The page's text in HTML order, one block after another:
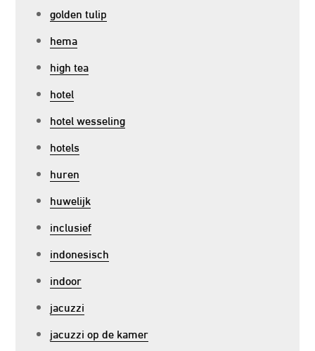
golden tulip
hema
high tea
hotel
hotel wesseling
hotels
huren
huwelijk
inclusief
indonesisch
indoor
jacuzzi
jacuzzi op de kamer